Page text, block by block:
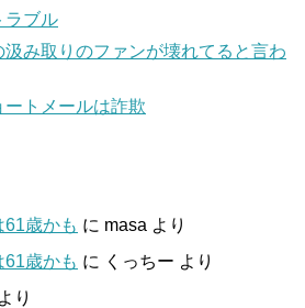
ラブル
み取りのファンが壊れてると言わ
ートメールは詐欺
歳かも に masa より
歳かも に くっちー より
より